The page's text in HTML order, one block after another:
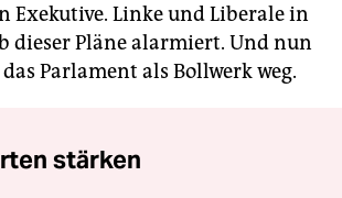
Exekutive. Linke und Liberale in
dieser Pläne alarmiert. Und nun
Parlament als Bollwerk weg.
stärken